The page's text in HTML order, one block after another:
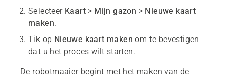
Selecteer Kaart > Mijn gazon > Nieuwe kaart
maken.
Tik op Nieuwe kaart maken om te bevestigen
dat u het proces wilt starten.
De robotmaaier begint met het maken van de